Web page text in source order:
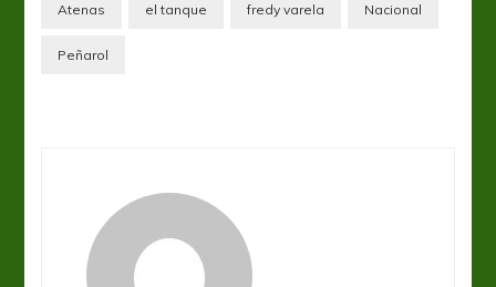
Atenas el tanque fredy varela Nacional
Peñarol